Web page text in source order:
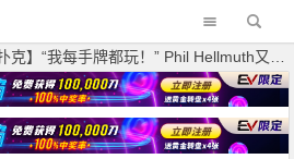
“我每手牌都玩！” Phil Hellmuth又要来送温暖了——这次你也有机会把他淘汰出局